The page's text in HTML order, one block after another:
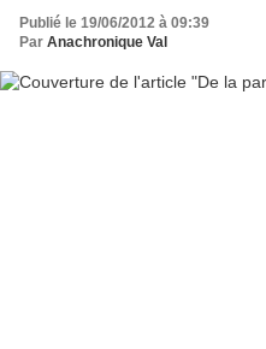
Publié le 19/06/2012 à 09:39
Par Anachronique Val